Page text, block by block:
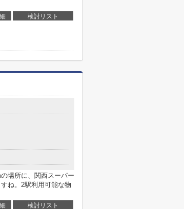
検討リスト
場所に、関西スーパー
ね。2駅利用可能な物
検討リスト